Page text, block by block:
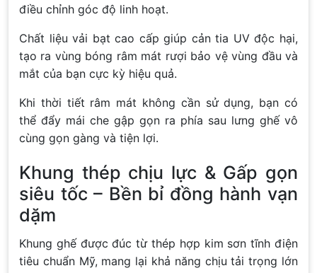
điều chỉnh góc độ linh hoạt.
Chất liệu vải bạt cao cấp giúp cản tia UV độc hại,
tạo ra vùng bóng râm mát rượi bảo vệ vùng đầu và
mắt của bạn cực kỳ hiệu quả.
Khi thời tiết râm mát không cần sử dụng, bạn có
thể đẩy mái che gập gọn ra phía sau lưng ghế vô
cùng gọn gàng và tiện lợi.
Khung thép chịu lực & Gấp gọn
siêu tốc – Bền bỉ đồng hành vạn
dặm
Khung ghế được đúc từ thép hợp kim sơn tĩnh điện
tiêu chuẩn Mỹ, mang lại khả năng chịu tải trọng lớn